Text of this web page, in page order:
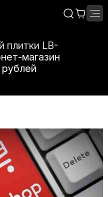
плитки LB-
магазин